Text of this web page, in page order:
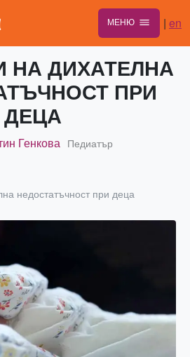
МЕНЮ | en
НА ДИХАТЕЛНА
ПРИ
ДЕЦА
Генкова Педиатър
недостатъчност при деца